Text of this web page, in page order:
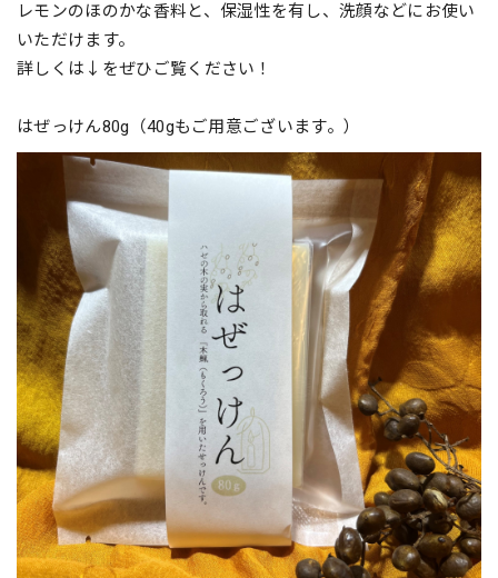
レモンのほのかな香料と、保湿性を有し、洗顔などにお使い
いただけます。
詳しくは↓をぜひご覧ください！
はぜっけん80g（40gもご用意ございます。）